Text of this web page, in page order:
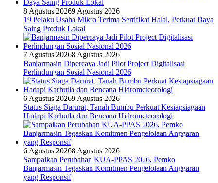
8 Agustus 20269 Agustus 2026
19 Pelaku Usaha Mikro Terima Sertifikat Halal, Perkuat Daya
Saing Produk Lokal
7 Agustus 20268 Agustus 2026
Banjarmasin Dipercaya Jadi Pilot Project Digitalisasi
Perlindungan Sosial Nasional 2026
6 Agustus 20269 Agustus 2026
Status Siaga Darurat, Tanah Bumbu Perkuat Kesiapsiagaan
Hadapi Karhutla dan Bencana Hidrometeorologi
6 Agustus 20268 Agustus 2026
Sampaikan Perubahan KUA-PPAS 2026, Pemko
Banjarmasin Tegaskan Komitmen Pengelolaan Anggaran
yang Responsif